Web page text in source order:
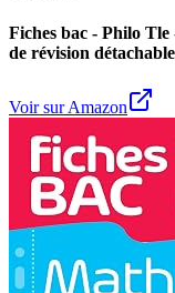
Fiches bac - Philo
de révision
Voir sur Amazon